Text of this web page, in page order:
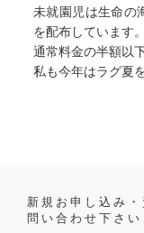
未就園児は生命の
を配布しています。
通常料金の半額以
私も今年はラグ夏
新規お申し込み
問い合わせ下さい